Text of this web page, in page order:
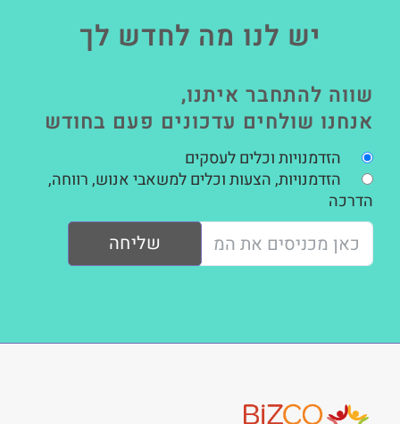
יש לנו מה לחדש לך
שווה להתחבר איתנו,
אנחנו שולחים עדכונים פעם בחודש
הזדמנויות וכלים לעסקים
הזדמנויות, הצעות וכלים למשאבי אנוש, רווחה,
הדרכה
שליחה